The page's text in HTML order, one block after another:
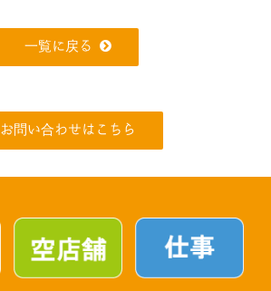
一覧に戻る
お問い合わせはこちら